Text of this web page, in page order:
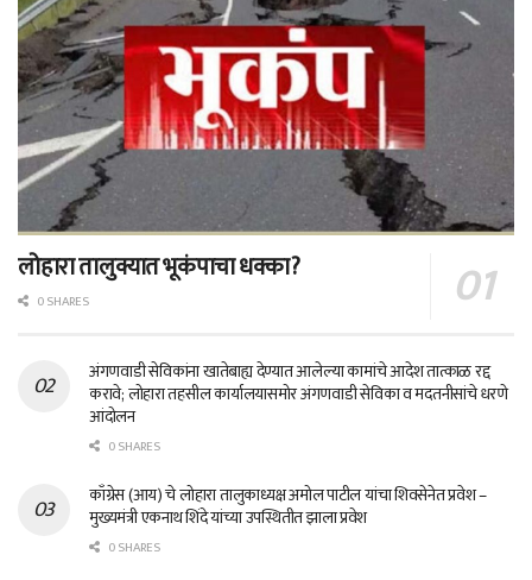
लोहारा तालुक्यात भूकंपाचा धक्का?
0 SHARES
अंगणवाडी सेविकांना खातेबाह्य देण्यात आलेल्या कामांचे आदेश तात्काळ रद्द
करावे; लोहारा तहसील कार्यालयासमोर अंगणवाडी सेविका व मदतनीसांचे धरणे
आंदोलन
0 SHARES
काँग्रेस (आय) चे लोहारा तालुकाध्यक्ष अमोल पाटील यांचा शिवसेनेत प्रवेश –
मुख्यमंत्री एकनाथ शिंदे यांच्या उपस्थितीत झाला प्रवेश
0 SHARES